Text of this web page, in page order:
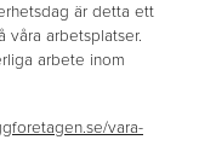
är detta ett
våra arbetsplatser.
arbete inom
vara-